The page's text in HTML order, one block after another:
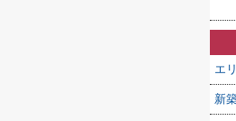
エ
新